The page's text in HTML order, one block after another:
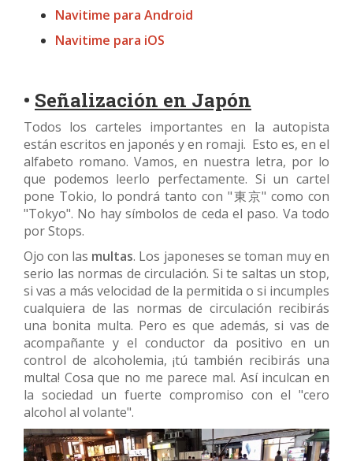
Navitime para Android
Navitime para iOS
• Señalización en Japón
Todos los carteles importantes en la autopista
están escritos en japonés y en romaji. Esto es, en el
alfabeto romano. Vamos, en nuestra letra, por lo
que podemos leerlo perfectamente. Si un cartel
pone Tokio, lo pondrá tanto con "東京" como con
"Tokyo". No hay símbolos de ceda el paso. Va todo
por Stops.
Ojo con las multas. Los japoneses se toman muy en
serio las normas de circulación. Si te saltas un stop,
si vas a más velocidad de la permitida o si incumples
cualquiera de las normas de circulación recibirás
una bonita multa. Pero es que además, si vas de
acompañante y el conductor da positivo en un
control de alcoholemia, ¡tú también recibirás una
multa! Cosa que no me parece mal. Así inculcan en
la sociedad un fuerte compromiso con el "cero
alcohol al volante".